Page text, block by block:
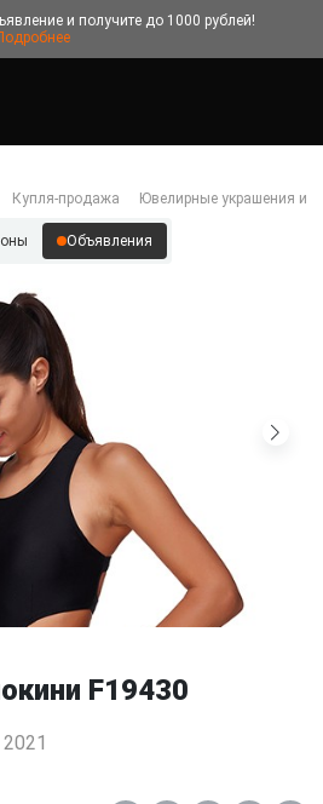
и получите до 1000 рублей!
Купля-продажа Ювелирные украшения и
Объявления
F19430